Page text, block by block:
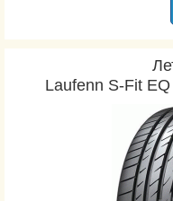
Laufenn S-Fit